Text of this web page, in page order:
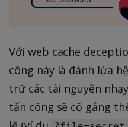
Với web cache
công này là đánh lừa
trữ các tài nguyên
tấn công sẽ cố gắng